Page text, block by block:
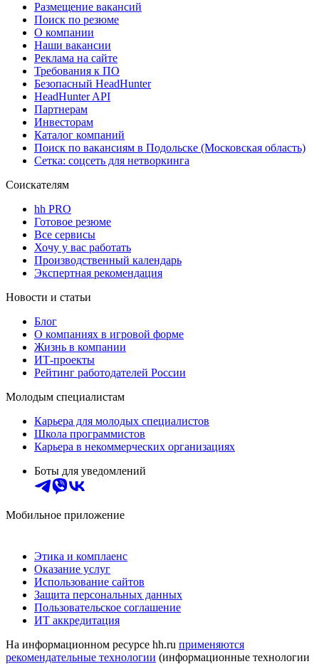
Размещение вакансий
Поиск по резюме
О компании
Наши вакансии
Реклама на сайте
Требования к ПО
Безопасный HeadHunter
HeadHunter API
Партнерам
Инвесторам
Каталог компаний
Поиск по вакансиям в Подольске (Московская область)
Сетка: соцсеть для нетворкинга
Соискателям
hh PRO
Готовое резюме
Все сервисы
Хочу у вас работать
Производственный календарь
Экспертная рекомендация
Новости и статьи
Блог
О компаниях в игровой форме
Жизнь в компании
ИТ-проекты
Рейтинг работодателей России
Молодым специалистам
Карьера для молодых специалистов
Школа программистов
Карьера в некоммерческих организациях
Боты для уведомлений
Мобильное приложение
Этика и комплаенс
Оказание услуг
Использование сайтов
Защита персональных данных
Пользовательское соглашение
ИТ аккредитация
На информационном ресурсе hh.ru применяются
рекомендательные технологии (информационные технологии